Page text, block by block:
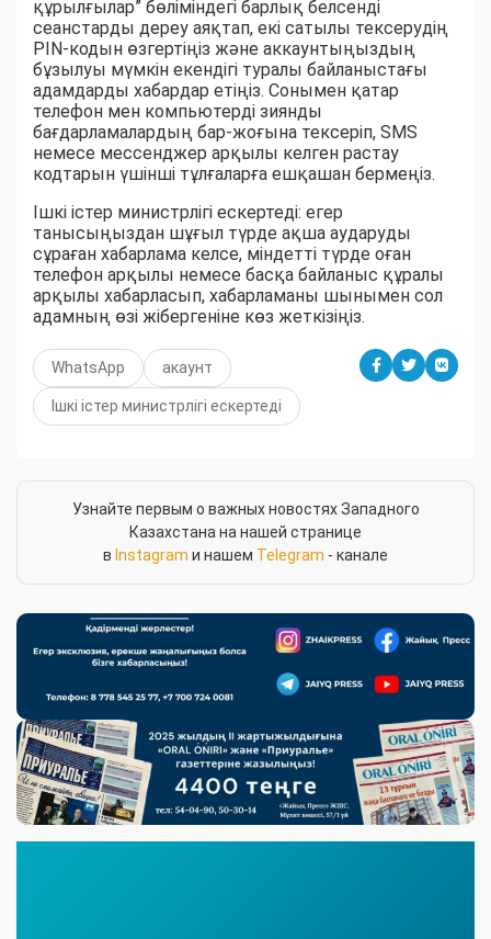
құрылғылар” бөліміндегі барлық белсенді
сеанстарды дереу аяқтап, екі сатылы тексерудің
PIN-кодын өзгертіңіз және аккаунтыңыздың
бұзылуы мүмкін екендігі туралы байланыстағы
адамдарды хабардар етіңіз. Сонымен қатар
телефон мен компьютерді зиянды
бағдарламалардың бар-жоғына тексеріп, SMS
немесе мессенджер арқылы келген растау
кодтарын үшінші тұлғаларға ешқашан бермеңіз.
Ішкі істер министрлігі ескертеді: егер
танысыңыздан шұғыл түрде ақша аударуды
сұраған хабарлама келсе, міндетті түрде оған
телефон арқылы немесе басқа байланыс құралы
арқылы хабарласып, хабарламаны шынымен сол
адамның өзі жібергеніне көз жеткізіңіз.
WhatsApp акаунт
Ішкі істер министрлігі ескертеді
Узнайте первым о важных новостях Западного
Казахстана на нашей странице
в Instagram и нашем Telegram - канале